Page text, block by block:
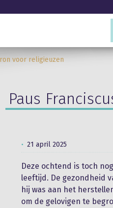
voor religieuzen
Paus
21 april 2025
Deze ochtend is toch
leeftijd. De gezondheid
hij was aan het
om de gelovigen te